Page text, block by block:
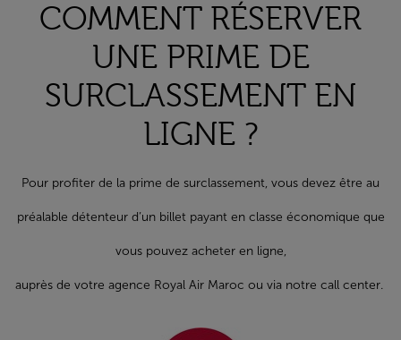
COMMENT RÉSERVER
UNE PRIME DE
SURCLASSEMENT EN
LIGNE ?
Pour profiter de la prime de surclassement, vous devez être au
préalable détenteur d’un billet payant en classe économique que
vous pouvez acheter en ligne,
auprès de votre agence Royal Air Maroc ou via notre call center.